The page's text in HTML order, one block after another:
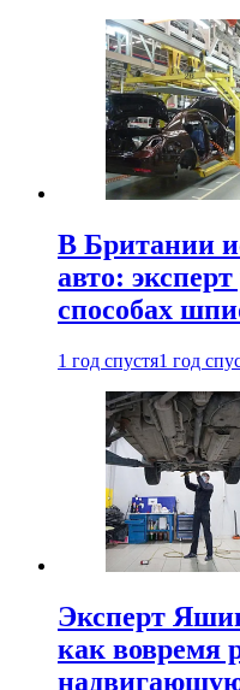
В Британии
авто:
способах
1 год спустя1 год
Эксперт
как вовремя